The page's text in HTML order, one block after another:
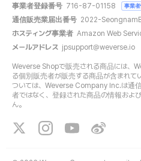
事業者登録番号 716-87-01158 事業者
通信販売業届出番号 2022-
ホスティング事業者 Amazon Web
メールアドレス jpsupport@weverse.io
Weverse Shopで販売される商品には、
る個別販売者が販売する商品が含まれて
ついては、Weverse Company Inc.は通
者ではなく、登録された商品の情報およ
ん。